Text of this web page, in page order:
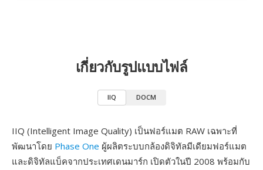
เกี่ยวกับรูปแบบไฟล์
IIQ DOCM
IIQ (Intelligent Image Quality) เป็นฟอร์แมต RAW เฉพาะที่
พัฒนาโดย Phase One ผู้ผลิตระบบกล้องดิจิทัลมีเดียมฟอร์แมต
และดิจิทัลแบ็คจากประเทศเดนมาร์ก เปิดตัวในปี 2008 พร้อมกับ